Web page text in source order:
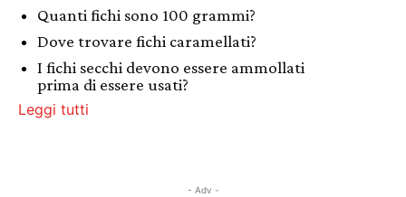
Quanti fichi sono 100 grammi?
Dove trovare fichi caramellati?
I fichi secchi devono essere ammollati
prima di essere usati?
Leggi tutti
- Adv -